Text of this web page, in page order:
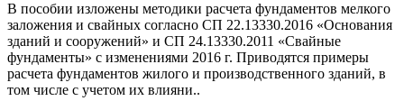
В пособии изложены методики расчета фундаментов мелкого
заложения и свайных согласно СП 22.13330.2016 «Основания
зданий и сооружений» и СП 24.13330.2011 «Свайные
фундаменты» с изменениями 2016 г. Приводятся примеры
расчета фундаментов жилого и производственного зданий, в
том числе с учетом их влияни..